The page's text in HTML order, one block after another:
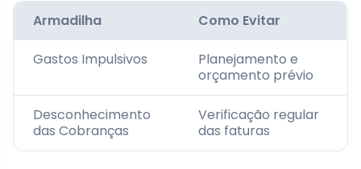
Armadilha Como Evitar
Gastos Impulsivos
Planejamento e
orçamento prévio
Desconhecimento
das Cobranças
Verificação regular
das faturas